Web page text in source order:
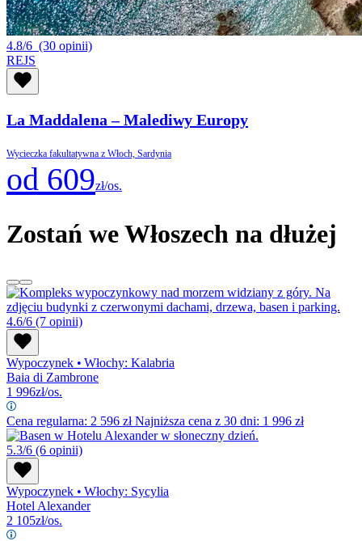
4.8/6 (30 opinii)
REJS
La Maddalena – Malediwy Europy
Wycieczka fakultatywna z Włoch, Sardynia
od 609zł/os.
Zostań we Włoszech na dłużej
4.6/6 (7 opinii)
Wypoczynek • Włochy: Kalabria
Baia di Zambrone
1 996zł/os.
Cena regularna: 2 596 złNajniższa cena z 30 dni: 1 996 zł
5.3/6 (6 opinii)
Wypoczynek • Włochy: Sycylia
Hotel Alexander
2 105zł/os.